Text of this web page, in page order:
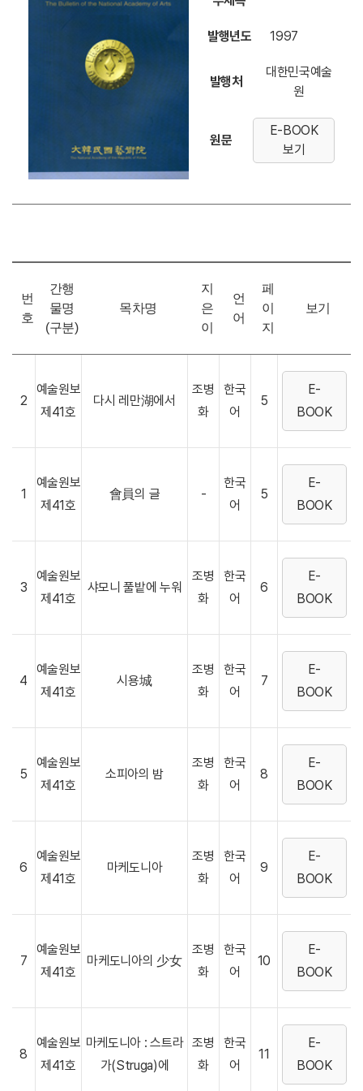
발행년도 1997
발행처
대한민국예술
원
원문
E-BOOK
보기
번
호
간행
물명
(구분)
목차명
지
은
이
언
어
페
이
지
보기
2
예술원보
제41호
다시 레만湖에서
조병
화
한국
어
5
E-
BOOK
1
예술원보
제41호
會員의 글 -
한국
어
5
E-
BOOK
3
예술원보
제41호
샤모니 풀밭에 누워
조병
화
한국
어
6
E-
BOOK
4
예술원보
제41호
시용城
조병
화
한국
어
7
E-
BOOK
5
예술원보
제41호
소피아의 밤
조병
화
한국
어
8
E-
BOOK
6
예술원보
제41호
마케도니아
조병
화
한국
어
9
E-
BOOK
7
예술원보
제41호
마케도니아의 少女
조병
화
한국
어
10
E-
BOOK
8
예술원보
제41호
마케도니아 : 스트라
가(Struga)에
조병
화
한국
어
11
E-
BOOK